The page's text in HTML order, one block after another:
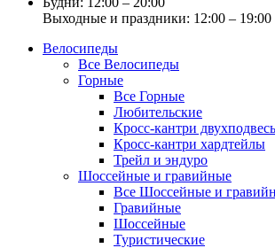
Выходные и праздники: 12:00 – 19:00
Велосипеды
Все Велосипеды
Горные
Все Горные
Любительские
Кросс-кантри
Кросс-кантри хардтейлы
Трейл и эндуро
Шоссейные и гравийные
Все Шоссейные и
Гравийные
Шоссейные
Туристические